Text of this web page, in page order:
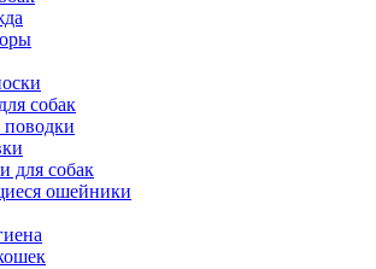
собак
для собак
ошейники